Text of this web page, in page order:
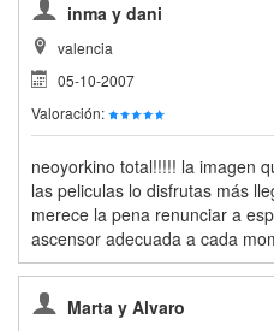
inma y dani
valencia
05-10-2007
Valoración:
neoyorkino total!!!!! la imagen
las peliculas lo disfrutas más
merece la pena renunciar a
ascensor adecuada a cada
Marta y Alvaro